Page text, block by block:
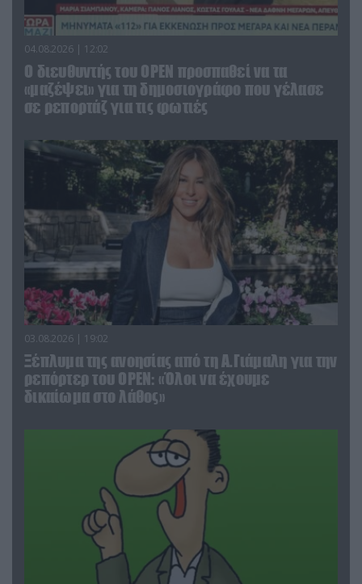
04.08.2026 | 12:02
O διευθυντής του OPEN προσπαθεί να τα
«μαζέψει» για τη δημοσιογράφο που γέλασε
σε ρεπορτάζ για τις φωτιές
03.08.2026 | 19:02
Ξέπλυμα της ανοησίας από τη Α.Γιάμαλη για την
ρεπόρτερ του ΟΡΕΝ: «Όλοι να έχουμε
δικαίωμα στο λάθος»